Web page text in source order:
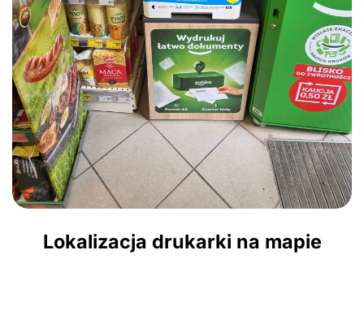
Lokalizacja drukarki na mapie